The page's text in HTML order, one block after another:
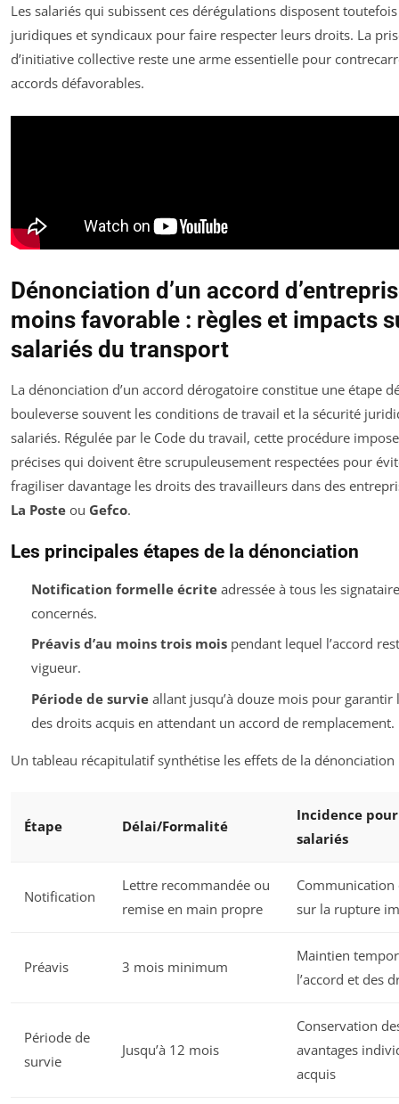
Les salariés qui subissent ces dérégulations disposent
juridiques et syndicaux pour faire respecter leurs droits. La
d’initiative collective reste une arme essentielle pour
accords défavorables.
Dénonciation d’un accord
moins favorable : règles et impacts
salariés du transport
La dénonciation d’un accord dérogatoire constitue une étape
bouleverse souvent les conditions de travail et la sécurité
salariés. Régulée par le Code du travail, cette procédure
précises qui doivent être scrupuleusement respectées pour
fragiliser davantage les droits des travailleurs dans des
La Poste ou Gefco.
Les principales étapes de la dénonciation
Notification formelle écriteadressée à tous les
concernés.
Préavis d’au moins trois moispendant lequel l’accord
vigueur.
Période de survieallant jusqu’à douze mois pour garantir
des droits acquis en attendant un accord de remplacement.
Un tableau récapitulatif synthétise les effets de la dénonciation
Étape Délai/Formalité
Incidence
salariés
Notification
Lettre recommandée ou
remise en main propre
sur la rupture
Préavis 3 mois minimum
Maintien
l’accord et des
Période de
survie
Jusqu’à 12 mois
Conservation
avantages
acquis